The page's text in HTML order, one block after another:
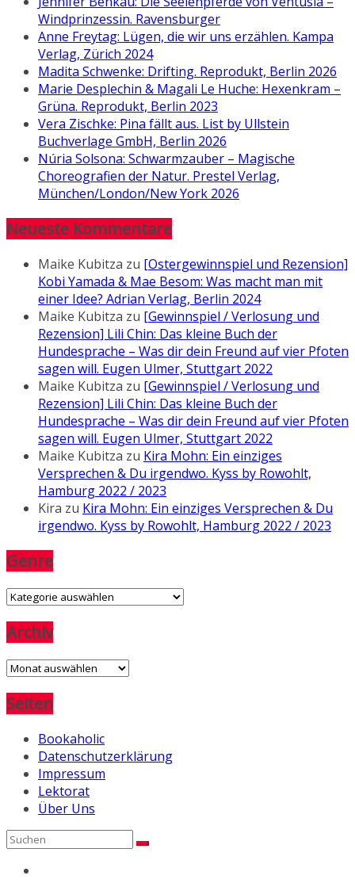
Windprinzessin. Ravensburger
Anne Freytag: Lügen, die wir uns erzählen. Kampa
Verlag, Zürich 2024
Madita Schwenke: Drifting. Reprodukt, Berlin 2026
Marie Desplechin & Magali Le Huche: Hexenkram –
Grüna. Reprodukt, Berlin 2023
Vera Zischke: Pina fällt aus. List by Ullstein
Buchverlage GmbH, Berlin 2026
Núria Solsona: Schwarmzauber – Magische
Choreografien der Natur. Prestel Verlag,
München/London/New York 2026
Neueste Kommentare
Maike Kubitza zu [Ostergewinnspiel und Rezension]
Kobi Yamada & Mae Besom: Was macht man mit
einer Idee? Adrian Verlag, Berlin 2024
Maike Kubitza zu [Gewinnspiel / Verlosung und
Rezension] Lili Chin: Das kleine Buch der
Hundesprache – Was dir dein Freund auf vier Pfoten
sagen will. Eugen Ulmer, Stuttgart 2022
Maike Kubitza zu [Gewinnspiel / Verlosung und
Rezension] Lili Chin: Das kleine Buch der
Hundesprache – Was dir dein Freund auf vier Pfoten
sagen will. Eugen Ulmer, Stuttgart 2022
Maike Kubitza zu Kira Mohn: Ein einziges
Versprechen & Du irgendwo. Kyss by Rowohlt,
Hamburg 2022 / 2023
Kira zu Kira Mohn: Ein einziges Versprechen & Du
irgendwo. Kyss by Rowohlt, Hamburg 2022 / 2023
Genre
Genre
Archiv
Archiv
Seiten
Bookaholic
Datenschutzerklärung
Impressum
Lektorat
Über Uns